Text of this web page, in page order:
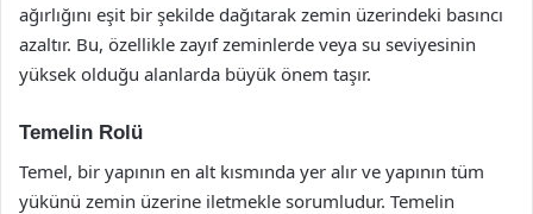
ağırlığını eşit bir şekilde dağıtarak zemin üzerindeki basıncı
azaltır. Bu, özellikle zayıf zeminlerde veya su seviyesinin
yüksek olduğu alanlarda büyük önem taşır.
Temelin Rolü
Temel, bir yapının en alt kısmında yer alır ve yapının tüm
yükünü zemin üzerine iletmekle sorumludur. Temelin